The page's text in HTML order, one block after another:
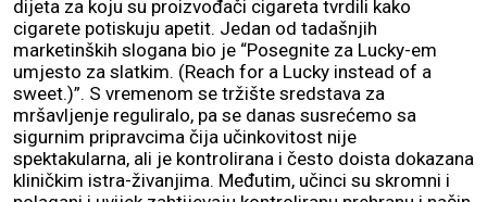
dijeta za koju su proizvođači cigareta tvrdili kako
cigarete potiskuju apetit. Jedan od tadašnjih
marketinških slogana bio je “Posegnite za Lucky-em
umjesto za slatkim. (Reach for a Lucky instead of a
sweet.)”. S vremenom se tržište sredstava za
mršavljenje reguliralo, pa se danas susrećemo sa
sigurnim pripravcima čija učinkovitost nije
spektakularna, ali je kontrolirana i često doista dokazana
kliničkim istra-živanjima. Međutim, učinci su skromni i